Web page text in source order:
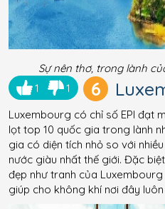
Sự nên thơ, trong lành
1
1 6
Luxembourg có chỉ số EPI đạt
lọt top 10 quốc gia trong lành
gia có diện tích nhỏ so với
nước giàu nhất thế giới. Đặc
đẹp như tranh của
giúp cho không khí nơi đây